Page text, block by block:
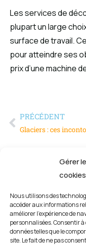
Gérer
cookies
Nous utilisons des
accéder aux informations
améliorer l’expérience de
personnalisées. Consentir
données telles que le
site. Le fait de ne pas
Les services de
plupart un large
surface de travail.
pour atteindre ses
prix d’une machine
PRÉCÉDENT